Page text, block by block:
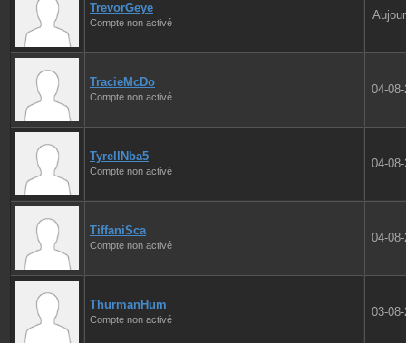
TrevorGeye
Compte non activé
TracieMcDo
Compte non activé
04-
TyrellNba5
Compte non activé
04-
TiffaniSca
Compte non activé
04-
ThurmanHum
Compte non activé
03-